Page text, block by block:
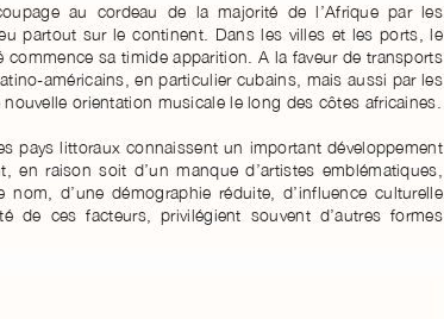
au cordeau de la majorité de l’Afrique par les
partout sur le continent. Dans les villes et les ports, le
sa timide apparition. A la faveur de transports
américains, en particulier cubains, mais aussi par les
orientation musicale le long des côtes africaines.
pays littoraux connaissent un important développement
raison soit d’un manque d’artistes emblématiques,
d’une démographie réduite, d’influence culturelle
ces facteurs, privilégient souvent d’autres formes